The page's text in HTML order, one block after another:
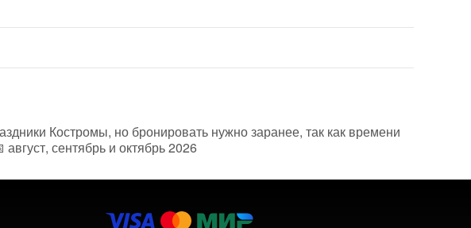
Костромы, но бронировать нужно заранее, так как времени
сентябрь и октябрь 2026